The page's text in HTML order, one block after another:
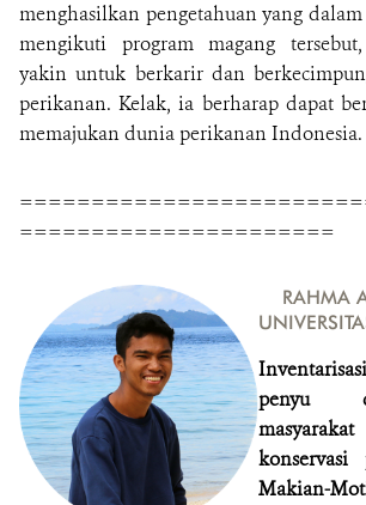
menghasilkan pengetahuan yang
mengikuti program magang
yakin untuk berkarir dan
perikanan. Kelak, ia berharap dapat
memajukan dunia perikanan Indonesia.
======================
RAHMA
penyu
Makian-